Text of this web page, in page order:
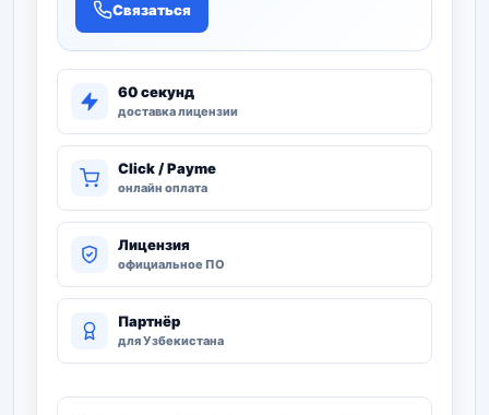
Связаться
60 секунд
доставка лицензии
Click / Payme
онлайн оплата
Лицензия
официальное ПО
Партнёр
для Узбекистана